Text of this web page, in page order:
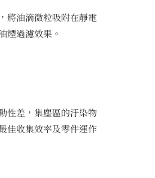
將油滴微粒吸附在靜電
煙過濾效果。
性差，集塵區的汙染物
佳收集效率及零件運作